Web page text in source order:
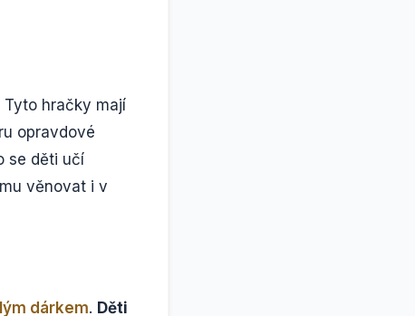
Tyto hračky mají
opravdové
se děti učí
věnovat i v
dárkem. Děti